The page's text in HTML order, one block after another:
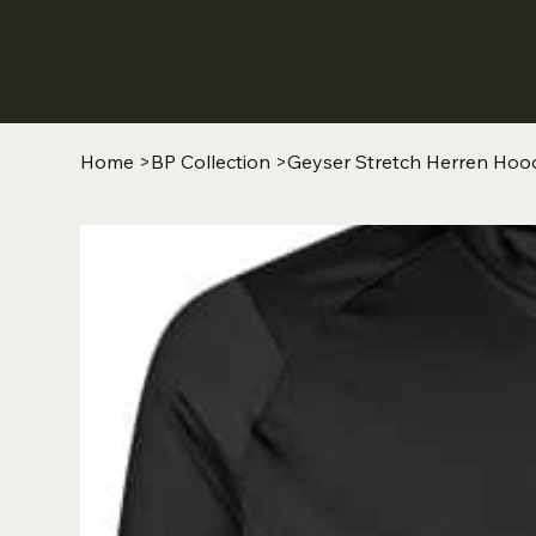
Home >BP Collection >Geyser Stretch Herren